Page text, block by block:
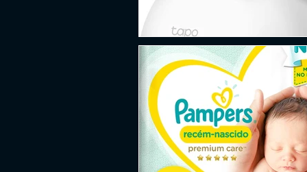
PLATAFORMA
ESPORTES
GUERRA LUTA